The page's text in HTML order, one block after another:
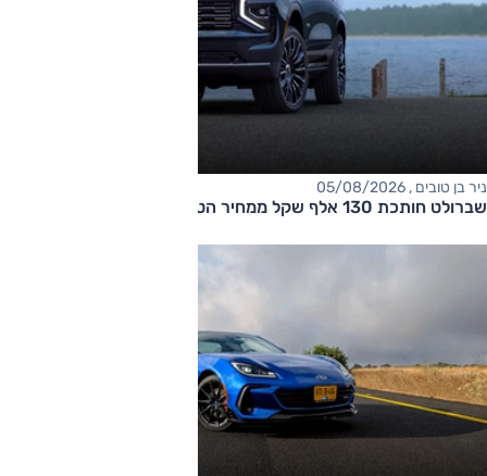
ניר בן טובים , 05/08/2026
שברולט חותכת 130 אלף שקל ממחיר הטאהו